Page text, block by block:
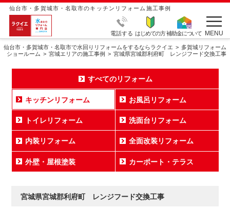
仙台市・多賀城市・名取市のキッチンリフォーム施工事例
電話する はじめての方補助金について MENU
仙台市・多賀城市・名取市で水回りリフォームをするならラクイエ
多賀城リフォーム
ショールーム
宮城エリアの施工事例 宮城県宮城郡利府町 レンジフード交換工事
すべてのリフォーム
キッチンリフォーム お風呂リフォーム
トイレリフォーム 洗面台リフォーム
内装リフォーム 全面改装リフォーム
外壁・屋根塗装 カーポート・テラス
宮城県宮城郡利府町 レンジフード交換工事